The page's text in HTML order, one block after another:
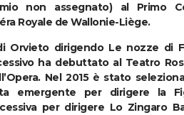
non assegnato) al Primo
Royale de Wallonie-Liège.
Orvieto dirigendo Le nozze di
ha debuttato al Teatro
Nel 2015 è stato
emergente per dirigere la
per dirigere Lo Zingaro